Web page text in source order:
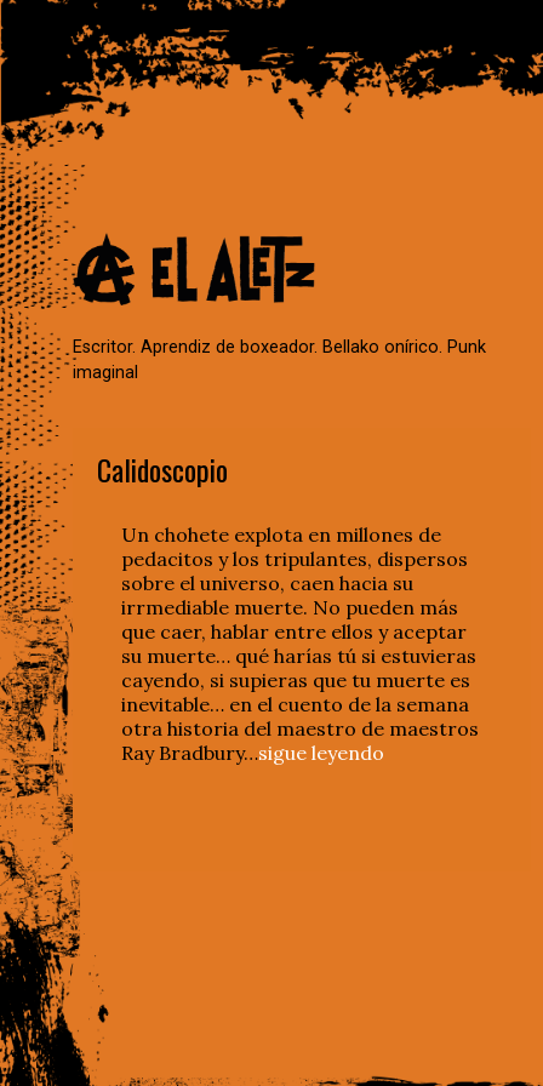
Escritor. Aprendiz de boxeador. Bellako onírico. Punk
imaginal
Calidoscopio
Un chohete explota en millones de
pedacitos y los tripulantes, dispersos
sobre el universo, caen hacia su
irrmediable muerte. No pueden más
que caer, hablar entre ellos y aceptar
su muerte… qué harías tú si estuvieras
cayendo, si supieras que tu muerte es
inevitable… en el cuento de la semana
otra historia del maestro de maestros
Ray Bradbury…sigue leyendo